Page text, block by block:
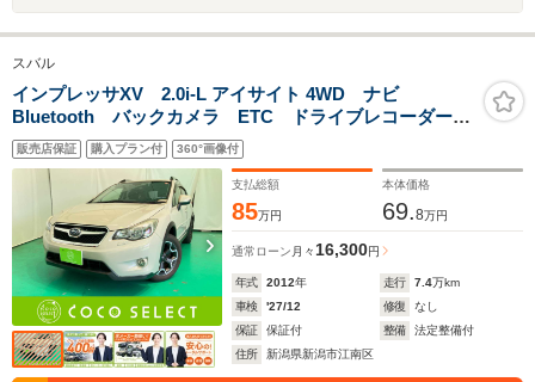
スバル
インプレッサXV 2.0i-L アイサイト 4WD ナビ
Bluetooth バックカメラ ETC ドライブレコーダー
スマートキー 衝突被害軽減ブレーキ クルーズコント
ロール パワーシート アイドリングストップ 4WD
純正17AW
販売店保証 購入プラン付 360°画像付
支払総額
85万円
本体価格
69.8万円
通常ローン 月々 16,300円
年式 2012年 走行 7.4万km
車検
'27/12 修復
なし
保証
保証付 整備
法定整備付
住所
新潟県新潟市江南区